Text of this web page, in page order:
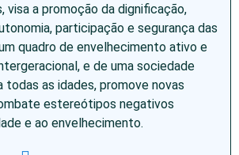
visa a promoção da dignificação,
participação e segurança das
quadro de envelhecimento ativo e
e de uma sociedade
todas as idades, promove novas
estereótipos negativos
e ao envelhecimento.